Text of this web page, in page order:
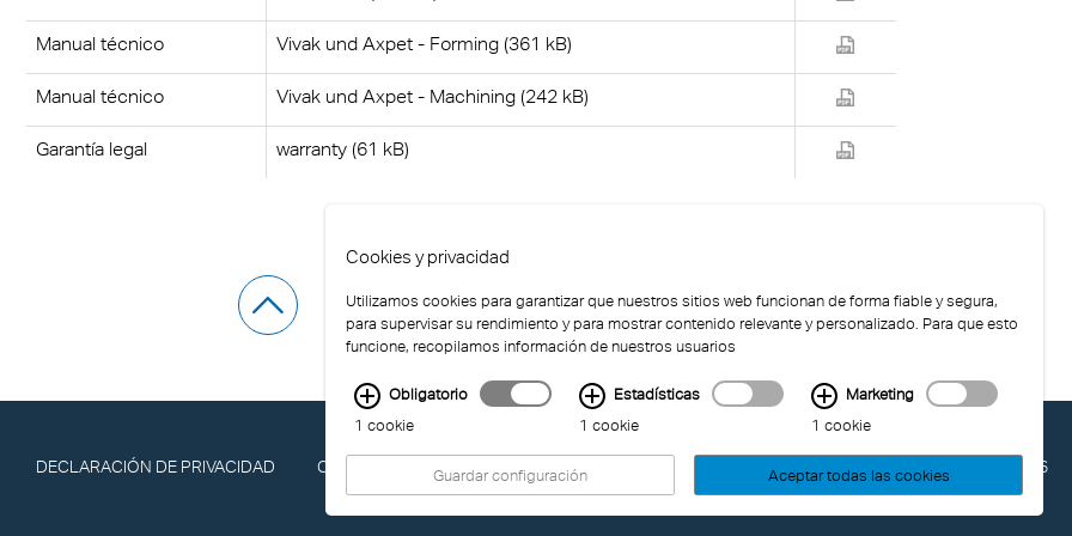
Manual técnico Vivak und Axpet - Forming (361 kB)
Manual técnico Vivak und Axpet - Machining (242 kB)
Garantía legal warranty (61 kB)
DECLARACIÓN DE PRIVACIDAD COMPLIANCE PIE EDITORIAL ÚLTIMA ACTUALIZACIÓN: 04.08.2026
Cookies y privacidad
Utilizamos cookies para garantizar que nuestros sitios web funcionan de forma fiable y segura,
para supervisar su rendimiento y para mostrar contenido relevante y personalizado. Para que esto
funcione, recopilamos información de nuestros usuarios
Obligatorio
1 cookie
Estadísticas
1 cookie
Marketing
1 cookie
Guardar configuración Aceptar todas las cookies